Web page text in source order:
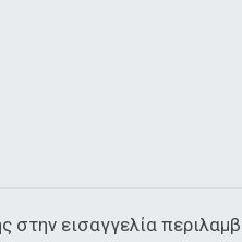
στην εισαγγελία